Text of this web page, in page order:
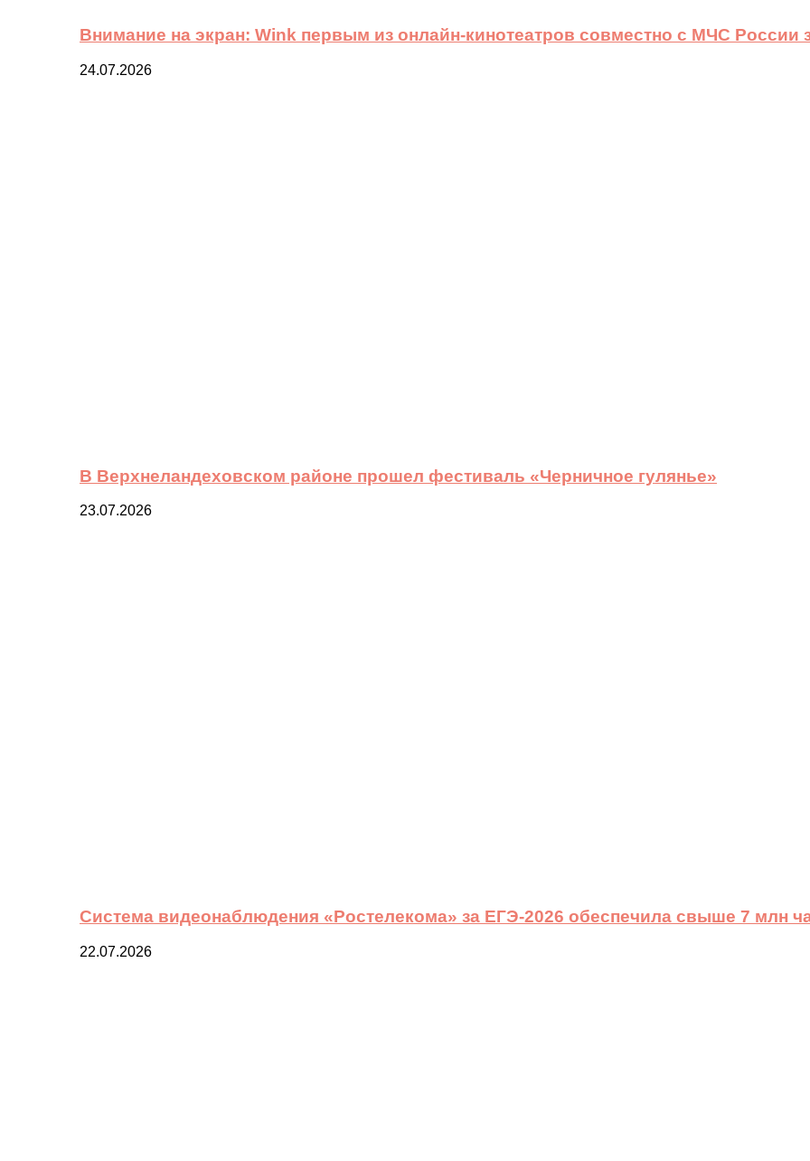
Внимание на экран: Wink первым из онлайн-кинотеатров совместно с МЧС России
24.07.2026
В Верхнеландеховском районе прошел фестиваль «Черничное гулянье»
23.07.2026
Система видеонаблюдения «Ростелекома» за ЕГЭ-2026 обеспечила свыше 7 млн
22.07.2026